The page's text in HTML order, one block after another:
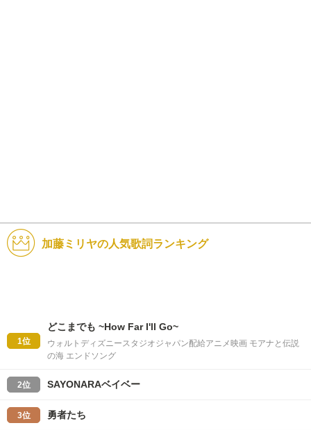
加藤ミリヤの人気歌詞ランキング
1位
どこまでも ~How Far I'll Go~
ウォルトディズニースタジオジャパン配給アニメ映画 モアナと伝説
の海 エンドソング
2位 SAYONARAベイベー
3位 勇者たち